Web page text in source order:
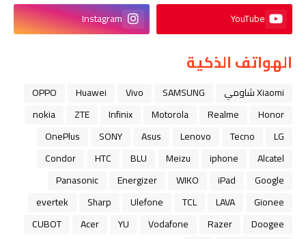
YouTube
Instagram
الهواتف الذكية
Xiaomi شاومي SAMSUNG
Vivo
Huawei
OPPO
Honor
Realme
Motorola
Infinix
ZTE
nokia
LG
Tecno
Lenovo
Asus
SONY
OnePlus
Alcatel
iphone
Meizu
BLU
HTC
Condor
Google
iPad
WIKO
Energizer
Panasonic
Gionee
LAVA
TCL
Ulefone
Sharp
evertek
Doogee
Razer
Vodafone
YU
Acer
CUBOT